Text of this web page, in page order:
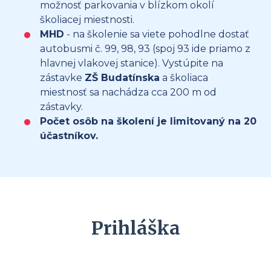
možnosť parkovania v blízkom okolí
školiacej miestnosti.
MHD - na školenie sa viete pohodlne dostať
autobusmi č. 99, 98, 93 (spoj 93 ide priamo z
hlavnej vlakovej stanice). Vystúpite na
zástavke ZŠ Budatínska a školiaca
miestnosť sa nachádza cca 200 m od
zástavky.
Počet osôb na školení je limitovaný na 20
účastníkov.
Prihláška